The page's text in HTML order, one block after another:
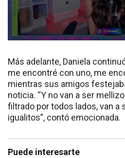
Más adelante, Daniela
me encontré con uno, me
mientras sus amigos
noticia. “Y no van a ser
filtrado por todos lados, van a
igualitos”, contó emocionada.
Puede interesarte